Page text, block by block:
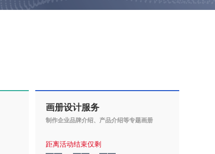
画册设计服务
制作企业品牌介绍、产品介绍等专题画册
距离活动结束仅剩
2
4
0 5